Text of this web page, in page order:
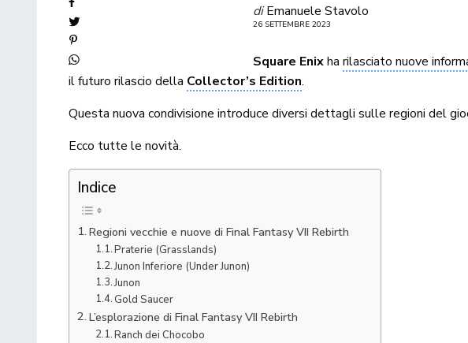
di Emanuele Stavolo
26 SETTEMBRE 2023
Square Enixharilasciato nuove
il futuro rilascio della Collector’s Edition.
Questa nuova condivisione introduce diversi dettagli sulle regioni del
Ecco tutte le novità.
Indice
Regioni vecchie e nuove di Final Fantasy VII Rebirth
Praterie (Grasslands)
Junon Inferiore (Under Junon)
Junon
Gold Saucer
L’esplorazione di Final Fantasy VII Rebirth
Ranch dei Chocobo